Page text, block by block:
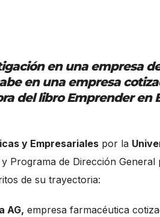
en una empresa
en una empresa
del libro Emprender en
y Empresariales por la
Programa de Dirección General
de su trayectoria:
AG, empresa farmacéutica